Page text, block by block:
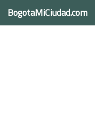
BogotaMiCiudad.com